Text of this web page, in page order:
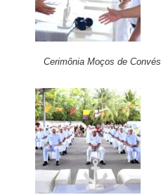
Cerimônia Moços de Convés